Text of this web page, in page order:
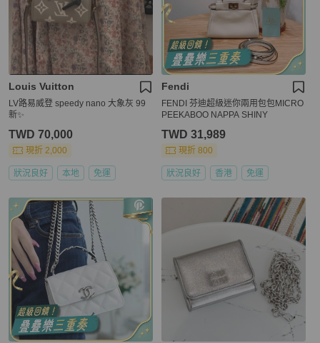
Louis Vuitton
LV路易威登 speedy nano 大象灰 99
新✨️
TWD 70,000
現折 2,000
狀況良好 本地 免運
Fendi
FENDI 芬迪超級迷你兩用包包MICRO
PEEKABOO NAPPA SHINY
TWD 31,989
現折 800
狀況良好 香港 免運